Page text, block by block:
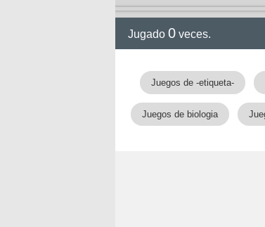
Jugado 0 veces.
Juegos de -etiqueta-
Juegos de biologia